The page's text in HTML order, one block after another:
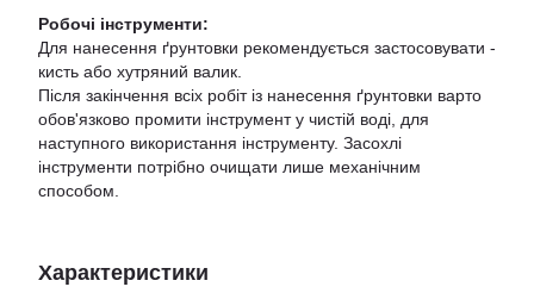
Робочі інструменти:
Для нанесення ґрунтовки рекомендується застосовувати -
кисть або хутряний валик.
Після закінчення всіх робіт із нанесення ґрунтовки варто
обов'язково промити інструмент у чистій воді, для
наступного використання інструменту. Засохлі
інструменти потрібно очищати лише механічним
способом.
Характеристики